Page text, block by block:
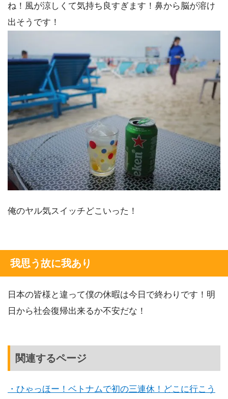
ね！風が涼しくて気持ち良すぎます！鼻から脳が溶け
出そうです！
俺のヤル気スイッチどこいった！
我思う故に我あり
日本の皆様と違って僕の休暇は今日で終わりです！明
日から社会復帰出来るか不安だな！
関連するページ
・ひゃっほー！ベトナムで初の三連休！どこに行こう